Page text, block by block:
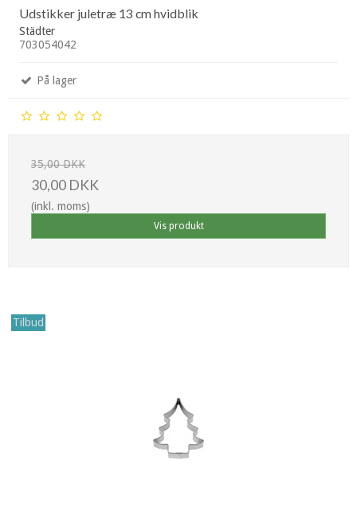
Udstikker juletræ 13 cm hvidblik
Städter
703054042
På lager
35,00 DKK
30,00 DKK
(inkl. moms)
Vis produkt
Tilbud